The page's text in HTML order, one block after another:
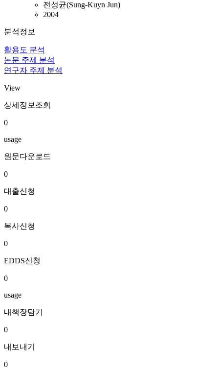
전성균(Sung-Kuyn Jun)
2004
분석정보
활용도 분석
논문 주제 분석
연구자 주제 분석
View
상세정보조회
0
usage
원문다운로드
0
대출신청
0
복사신청
0
EDDS신청
0
usage
내책장담기
0
내보내기
0